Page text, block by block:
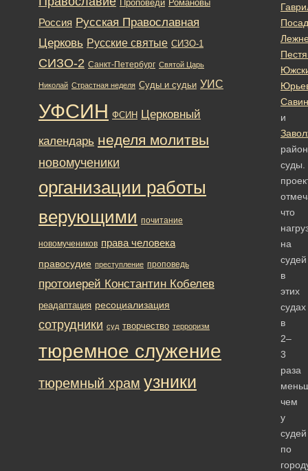
и
суды.
что
на
судей
в
этих
судах
в
2–
3
раза
чем
у
судей
по
Проповеди Романовы
Россия Русская Православная
Церковь Русские святые СИЗО-1
СИЗО-2 Санкт-Петербург Святой Царь
Николай Страстная неделя Суды и судьи УИС
УФСИН ФСИН Церковный
календарь неделя молитвы
новомученики
организации работы
верующими почитание
новомучеников права человека
правосудие преступление проповедь
протоиерей Константин Кобелев
реадаптация ресоциализация
сотрудники суд творчество терроризм
тюремное служение
тюремный храм узники